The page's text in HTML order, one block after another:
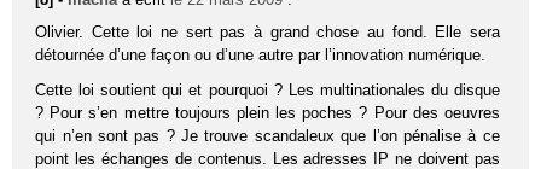
Olivier. Cette loi ne sert pas à grand chose au fond. Elle sera
détournée d’une façon ou d’une autre par l’innovation numérique.
Cette loi soutient qui et pourquoi ? Les multinationales du disque
? Pour s’en mettre toujours plein les poches ? Pour des oeuvres
qui n’en sont pas ? Je trouve scandaleux que l’on pénalise à ce
point les échanges de contenus. Les adresses IP ne doivent pas